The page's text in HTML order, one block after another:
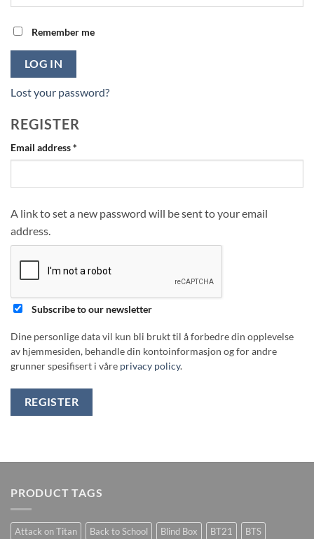
Remember me
LOG IN
Lost your password?
REGISTER
Email address*
A link to set a new password will be sent to your email
address.
Subscribe to our newsletter
Dine personlige data vil kun bli brukt til å forbedre din opplevelse
av hjemmesiden, behandle din kontoinformasjon og for andre
grunner spesifisert i våre privacy policy.
REGISTER
PRODUCT TAGS
Attack on Titan Back to School Blind Box BT21
BTS